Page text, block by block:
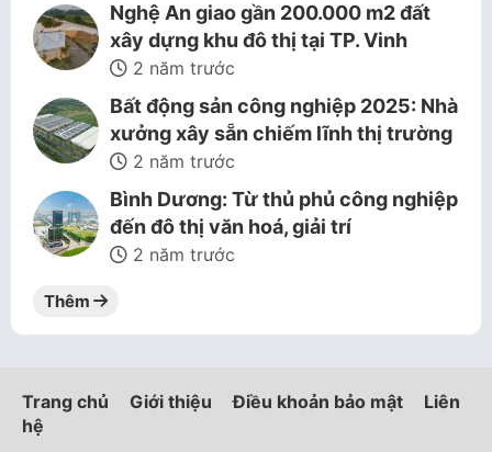
Nghệ An giao gần 200.000 m2 đất
xây dựng khu đô thị tại TP. Vinh
2 năm trước
Bất động sản công nghiệp 2025: Nhà
xưởng xây sẵn chiếm lĩnh thị trường
2 năm trước
Bình Dương: Từ thủ phủ công nghiệp
đến đô thị văn hoá, giải trí
2 năm trước
Thêm
Trang chủ Giới thiệu Điều khoản bảo mật
Liên
hệ